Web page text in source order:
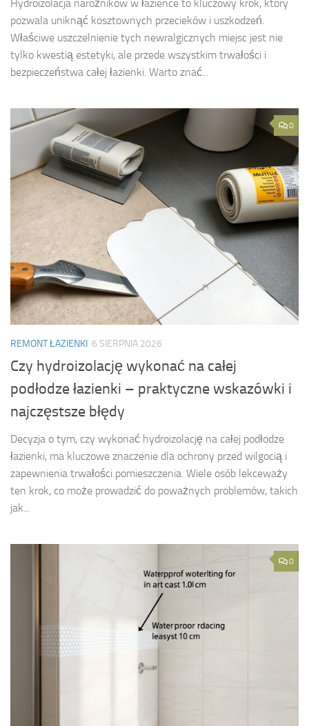
Hydroizolacja narożników w łazience to kluczowy krok, który
pozwala uniknąć kosztownych przecieków i uszkodzeń.
Właściwe uszczelnienie tych newralgicznych miejsc jest nie
tylko kwestią estetyki, ale przede wszystkim trwałości i
bezpieczeństwa całej łazienki. Warto znać...
0
REMONT ŁAZIENKI 6 SIERPNIA 2026
Czy hydroizolację wykonać na całej
podłodze łazienki – praktyczne wskazówki i
najczęstsze błędy
Decyzja o tym, czy wykonać hydroizolację na całej podłodze
łazienki, ma kluczowe znaczenie dla ochrony przed wilgocią i
zapewnienia trwałości pomieszczenia. Wiele osób lekceważy
ten krok, co może prowadzić do poważnych problemów, takich
jak...
0